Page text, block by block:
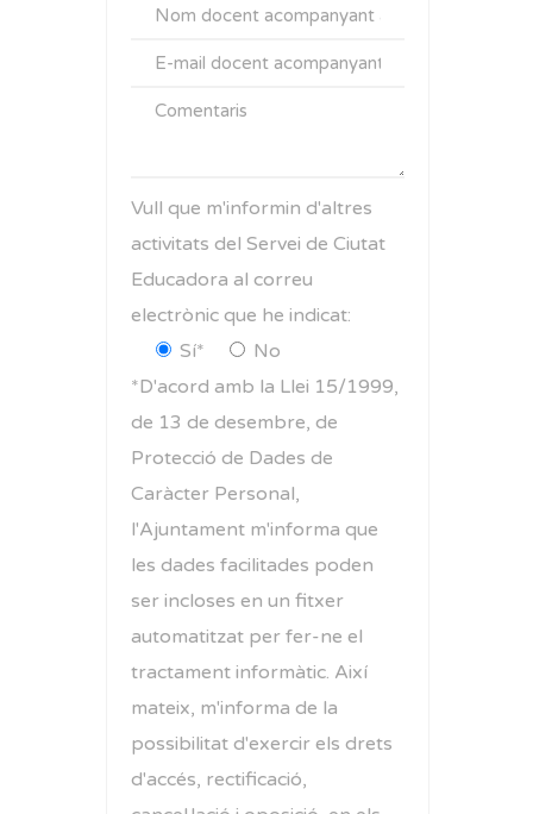
Vull que m'informin d'altres
activitats del Servei de Ciutat
Educadora al correu
electrònic que he indicat:
Sí*
No
*D'acord amb la Llei 15/1999,
de 13 de desembre, de
Protecció de Dades de
Caràcter Personal,
l'Ajuntament m'informa que
les dades facilitades poden
ser incloses en un fitxer
automatitzat per fer-ne el
tractament informàtic. Així
mateix, m'informa de la
possibilitat d'exercir els drets
d'accés, rectificació,